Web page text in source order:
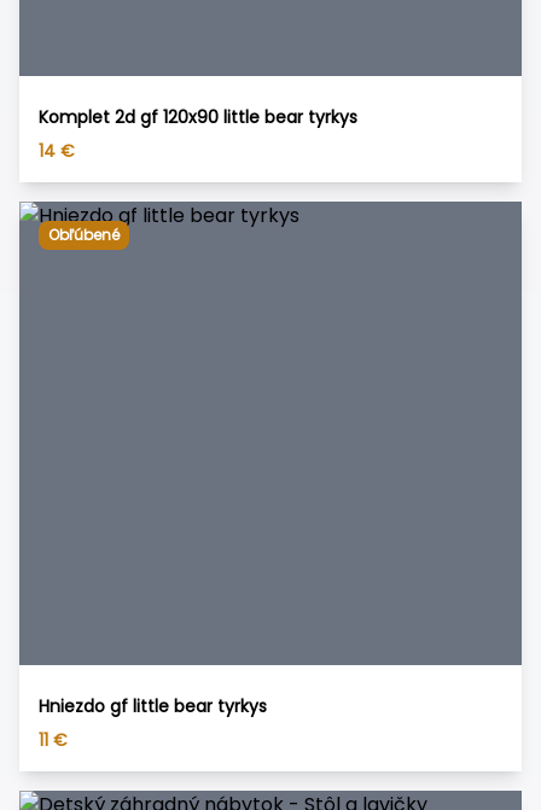
Komplet 2d gf 120x90 little bear tyrkys
14 €
Obľúbené
Hniezdo gf little bear tyrkys
11 €